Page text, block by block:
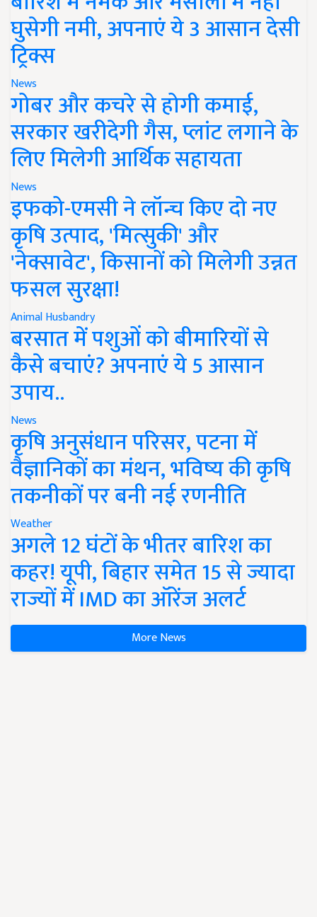
घुसेगी नमी, अपनाएं ये 3 आसान देसी
ट्रिक्स
News
गोबर और कचरे से होगी कमाई,
सरकार खरीदेगी गैस, प्लांट लगाने के
लिए मिलेगी आर्थिक सहायता
News
इफको-एमसी ने लॉन्च किए दो नए
कृषि उत्पाद, 'मित्सुकी' और
'नेक्सावेट', किसानों को मिलेगी उन्नत
फसल सुरक्षा!
Animal Husbandry
बरसात में पशुओं को बीमारियों से
कैसे बचाएं? अपनाएं ये 5 आसान
उपाय..
News
कृषि अनुसंधान परिसर, पटना में
वैज्ञानिकों का मंथन, भविष्य की कृषि
तकनीकों पर बनी नई रणनीति
Weather
अगले 12 घंटों के भीतर बारिश का
कहर! यूपी, बिहार समेत 15 से ज्यादा
राज्यों में IMD का ऑरेंज अलर्ट
More News